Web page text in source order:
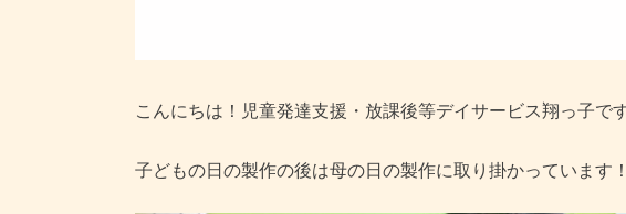
こんにちは！児童発達支援・放課後等デイサービス翔っ子です
子どもの日の製作の後は母の日の製作に取り掛かっています！